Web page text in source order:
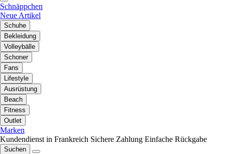
Schnäppchen
Neue Artikel
Schuhe
Bekleidung
Volleybälle
Schoner
Fans
Lifestyle
Ausrüstung
Beach
Fitness
Outlet
Marken
Kundendienst in Frankreich Sichere Zahlung Einfache Rückgabe
Suchen